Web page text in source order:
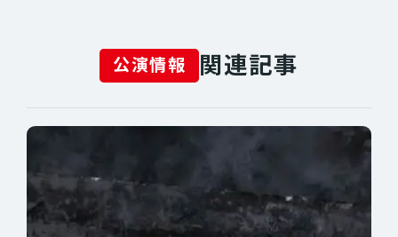
公演情報 関連記事